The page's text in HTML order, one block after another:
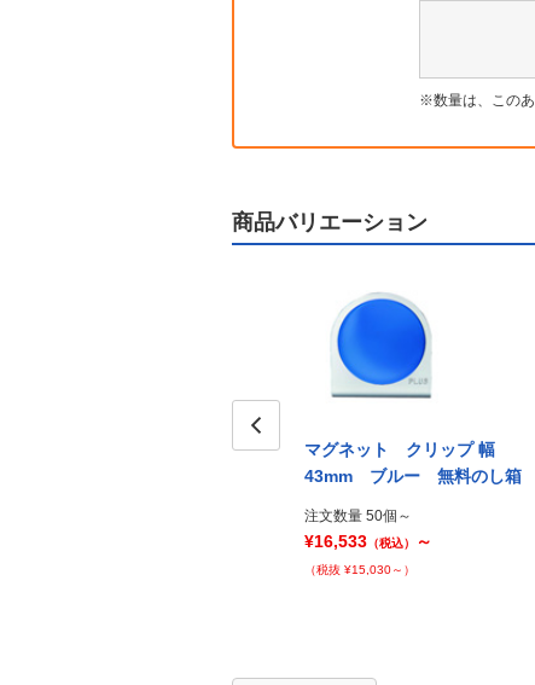
数量は、この
商品バリエーション
マグネットバー 幅310mm ブ
マグネット クリップ 幅
43mm ブルー 無料のし箱
注文数量 50個～
¥16,533 （税込） ～
（税抜 ¥15,030～）